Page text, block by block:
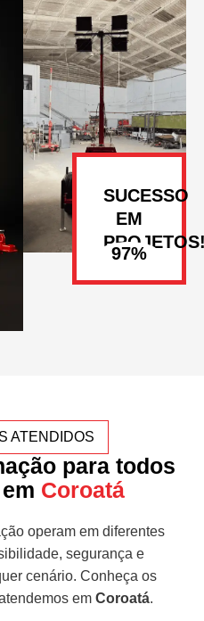
SUCESSO
EM
ATENDIDOS
para todos
Coroatá
operam em diferentes
segurança e
cenário. Conheça os
em Coroatá.